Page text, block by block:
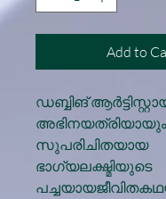
Add to
ഡബ്ബിങ്
സുപരിചിതയായ
ഭാഗ്യലക്ഷ്മിയുടെ